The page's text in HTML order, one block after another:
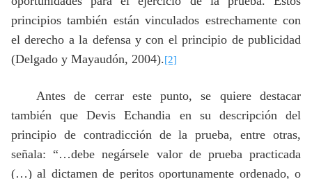
principios también están vinculados estrechamente con
el derecho a la defensa y con el principio de publicidad
(Delgado y Mayaudón, 2004).[2]
Antes de cerrar este punto, se quiere destacar
también que Devis Echandia en su descripción del
principio de contradicción de la prueba, entre otras,
señala: “…debe negársele valor de prueba practicada
(…) al dictamen de peritos oportunamente ordenado, o